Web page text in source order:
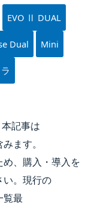
EVO Ⅱ DUAL
Dual Mini
記事は​
ます。​
、​購入・導入を​
い。​現行の​
覧​最